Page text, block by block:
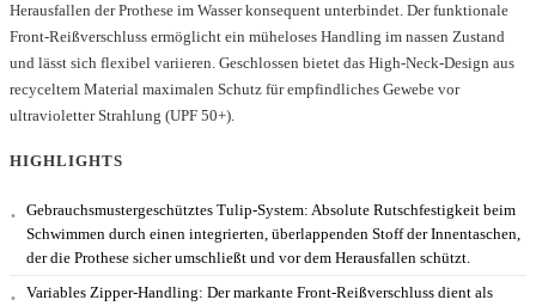
Herausfallen der Prothese im Wasser konsequent unterbindet. Der funktionale
Front-Reißverschluss ermöglicht ein müheloses Handling im nassen Zustand
und lässt sich flexibel variieren. Geschlossen bietet das High-Neck-Design aus
recyceltem Material maximalen Schutz für empfindliches Gewebe vor
ultravioletter Strahlung (UPF 50+).
HIGHLIGHTS
Gebrauchsmustergeschütztes Tulip-System: Absolute Rutschfestigkeit beim
Schwimmen durch einen integrierten, überlappenden Stoff der Innentaschen,
der die Prothese sicher umschließt und vor dem Herausfallen schützt.
Variables Zipper-Handling: Der markante Front-Reißverschluss dient als